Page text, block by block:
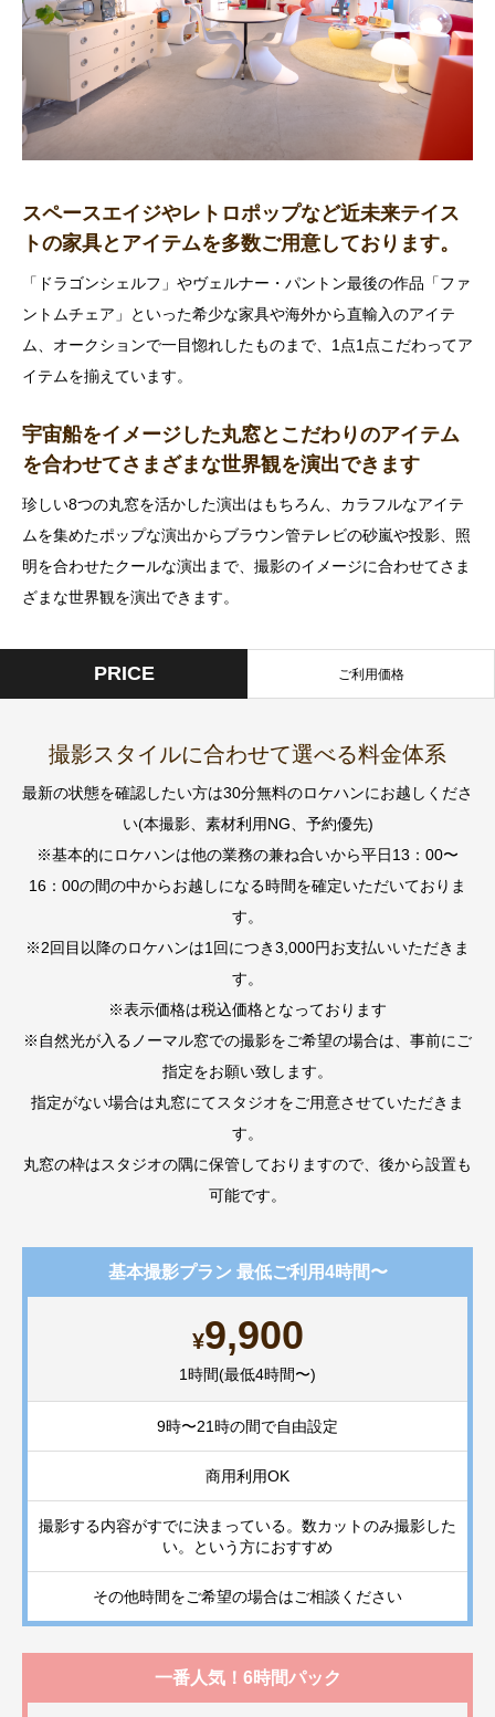
スペースエイジやレトロポップなど近未来テイス
トの家具とアイテムを多数ご用意しております。
「ドラゴンシェルフ」やヴェルナー・パントン最後の作品「ファ
ントムチェア」といった希少な家具や海外から直輸入のアイテ
ム、オークションで一目惚れしたものまで、1点1点こだわってア
イテムを揃えています。
宇宙船をイメージした丸窓とこだわりのアイテム
を合わせてさまざまな世界観を演出できます
珍しい8つの丸窓を活かした演出はもちろん、カラフルなアイテ
ムを集めたポップな演出からブラウン管テレビの砂嵐や投影、照
明を合わせたクールな演出まで、撮影のイメージに合わせてさま
ざまな世界観を演出できます。
PRICE ご利用価格
撮影スタイルに合わせて選べる料金体系
最新の状態を確認したい方は30分無料のロケハンにお越しくださ
い(本撮影、素材利用NG、予約優先)
※基本的にロケハンは他の業務の兼ね合いから平日13：00〜
16：00の間の中からお越しになる時間を確定いただいておりま
す。
※2回目以降のロケハンは1回につき3,000円お支払いいただきま
す。
※表示価格は税込価格となっております
※自然光が入るノーマル窓での撮影をご希望の場合は、事前にご
指定をお願い致します。
指定がない場合は丸窓にてスタジオをご用意させていただきま
す。
丸窓の枠はスタジオの隅に保管しておりますので、後から設置も
可能です。
基本撮影プラン 最低ご利用4時間〜
¥9,900
1時間(最低4時間〜)
9時〜21時の間で自由設定
商用利用OK
撮影する内容がすでに決まっている。数カットのみ撮影した
い。という方におすすめ
その他時間をご希望の場合はご相談ください
一番人気！6時間パック